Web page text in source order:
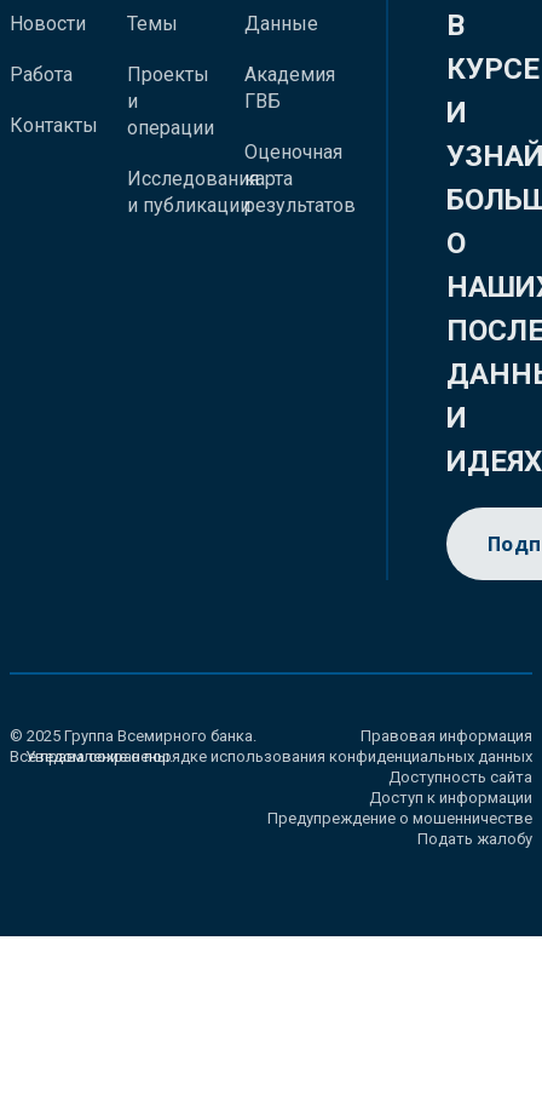
Новости
Работа
Контакты
Темы
Проекты
и
операции
Исследования
и публикации
Данные
Академия
ГВБ
Оценочная
карта
результатов
В
КУРСЕ
И
О
И
ИДЕЯХ
© 2025 Группа Всемирного банка.
Все права сохранены.
Правовая информация
Уведомление о порядке использования конфиденциальных данных
Доступность сайта
Доступ к информации
Предупреждение о мошенничестве
Подать жалобу